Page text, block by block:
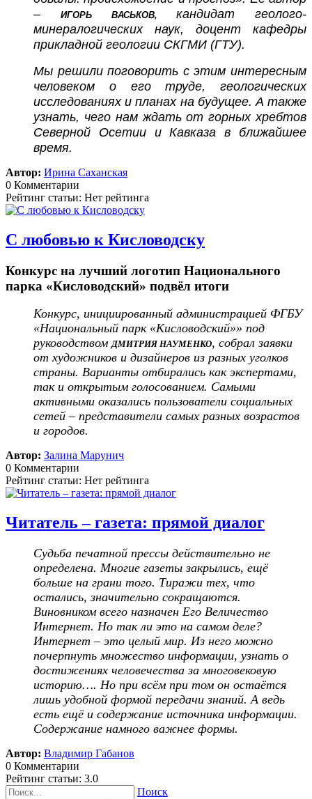
–
ИГОРЬ ВАСЬКОВ,кандидат геолого-
минералогических наук, доцент кафедры
прикладной геологии СКГМИ (ГТУ).
Мы решили поговорить с этим интересным
человеком о его труде, геологических
исследованиях и планах на будущее. А также
узнать, чего нам ждать от горных хребтов
Северной Осетии и Кавказа в ближайшее
время.
Автор: Ирина Саханская
0 Комментарии
Рейтинг статьи: Нет рейтинга
С любовью к Кисловодску
Конкурс на лучший логотип Национального
парка «Кисловодский» подвёл итоги
Конкурс, инициированный администрацией ФГБУ
«Национальный парк «Кисловодский»» под
руководствомДМИТРИЯ НАУМЕНКО, собрал заявки
от художников и дизайнеров из разных уголков
страны. Варианты отбирались как экспертами,
так и открытым голосованием. Самыми
активными оказались пользователи социальных
сетей – представители самых разных возрастов
и городов.
Автор: Залина Марунич
0 Комментарии
Рейтинг статьи: Нет рейтинга
Читатель – газета: прямой диалог
Судьба печатной прессы действительно не
определена. Многие газеты закрылись, ещё
больше на грани того. Тиражи тех, что
остались, значительно сокращаются.
Виновником всего назначен Его Величество
Интернет. Но так ли это на самом деле?
Интернет – это целый мир. Из него можно
почерпнуть множество информации, узнать о
достижениях человечества за многовековую
историю…. Но при всём при том он остаётся
лишь удобной формой передачи знаний. А ведь
есть ещё и содержание источника информации.
Содержание намного важнее формы.
Автор: Владимир Габанов
0 Комментарии
Рейтинг статьи: 3.0
Поиск